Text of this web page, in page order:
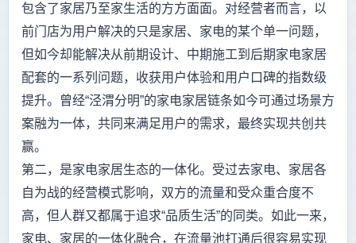
包含了家居乃至家生活的方方面面。对经营者而言，以
前门店为用户解决的只是家居、家电的某个单一问题，
但如今却能解决从前期设计、中期施工到后期家电家居
配套的一系列问题，收获用户体验和用户口碑的指数级
提升。曾经“泾渭分明”的家电家居链条如今可通过场景方
案融为一体，共同来满足用户的需求，最终实现共创共
赢。
第二，是家电家居生态的一体化。受过去家电、家居各
自为战的经营模式影响，双方的流量和受众重合度不
高，但人群又都属于追求“品质生活”的同类。如此一来，
家电、家居的一体化融合，在流量池打通后很容易实现